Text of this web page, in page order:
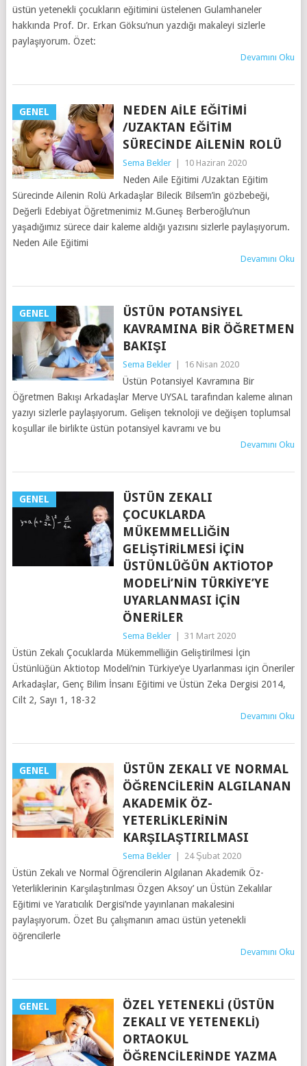
üstün yetenekli çocukların eğitimini üstelenen Gulamhaneler
hakkında Prof. Dr. Erkan Göksu’nun yazdığı makaleyi sizlerle
paylaşıyorum. Özet:
Devamını Oku
GENEL
NEDEN AILE EĞITIMI
/UZAKTAN EĞITIM
SÜRECINDE AILENIN ROLÜ
Sema Bekler 10 Haziran 2020
Neden Aile Eğitimi /Uzaktan Eğitim
Sürecinde Ailenin Rolü Arkadaşlar Bilecik Bilsem’in gözbebeği,
Değerli Edebiyat Öğretmenimiz M.Guneş Berberoğlu’nun
yaşadığımız sürece dair kaleme aldığı yazısını sizlerle paylaşıyorum.
Neden Aile Eğitimi
Devamını Oku
GENEL
ÜSTÜN POTANSIYEL
KAVRAMINA BIR ÖĞRETMEN
BAKIŞI
Sema Bekler 16 Nisan 2020
Üstün Potansiyel Kavramına Bir
Öğretmen Bakışı Arkadaşlar Merve UYSAL tarafından kaleme alınan
yazıyı sizlerle paylaşıyorum. Gelişen teknoloji ve değişen toplumsal
koşullar ile birlikte üstün potansiyel kavramı ve bu
Devamını Oku
GENEL
ÜSTÜN ZEKALI
ÇOCUKLARDA
MÜKEMMELLIĞIN
GELIŞTIRILMESI İÇIN
ÜSTÜNLÜĞÜN AKTIOTOP
MODELI’NIN TÜRKIYE’YE
UYARLANMASI IÇIN
ÖNERILER
Sema Bekler 31 Mart 2020
Üstün Zekalı Çocuklarda Mükemmelliğin Geliştirilmesi İçin
Üstünlüğün Aktiotop Modeli’nin Türkiye’ye Uyarlanması için Öneriler
Arkadaşlar, Genç Bilim İnsanı Eğitimi ve Üstün Zeka Dergisi 2014,
Cilt 2, Sayı 1, 18-32
Devamını Oku
GENEL
ÜSTÜN ZEKALI VE NORMAL
ÖĞRENCILERIN ALGILANAN
AKADEMIK ÖZ-
YETERLIKLERININ
KARŞILAŞTIRILMASI
Sema Bekler 24 Şubat 2020
Üstün Zekalı ve Normal Öğrencilerin Algılanan Akademik Öz-
Yeterliklerinin Karşılaştırılması Özgen Aksoy’ un Üstün Zekalılar
Eğitimi ve Yaratıcılık Dergisi’nde yayınlanan makalesini
paylaşıyorum. Özet Bu çalışmanın amacı üstün yetenekli
öğrencilerle
Devamını Oku
GENEL
ÖZEL YETENEKLİ (ÜSTÜN
ZEKALI VE YETENEKLİ)
ORTAOKUL
ÖĞRENCİLERINDE YAZMA